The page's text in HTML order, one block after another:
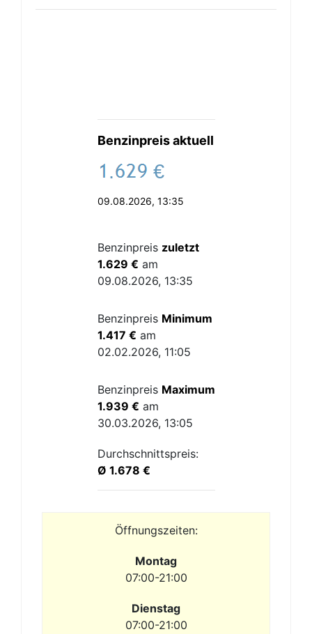
Benzinpreis aktuell
. €
09.08.2026, 13:35
Benzinpreis zuletzt
1.629 € am
09.08.2026, 13:35
Benzinpreis Minimum
1.417 € am
02.02.2026, 11:05
Benzinpreis Maximum
1.939 € am
30.03.2026, 13:05
Durchschnittspreis:
Ø 1.678 €
Öffnungszeiten:
Montag
07:00-21:00
Dienstag
07:00-21:00